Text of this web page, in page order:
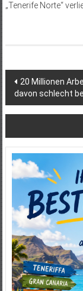
„Tenerife Norte“
20 Millionen
davon schlecht